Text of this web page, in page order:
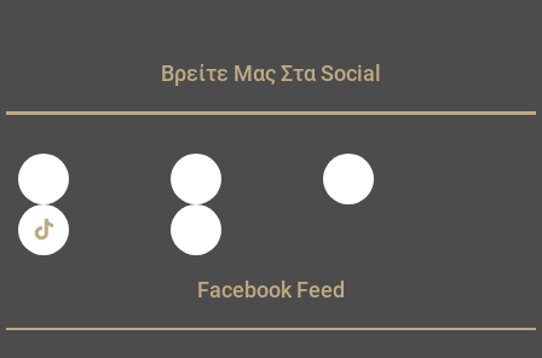
Βρείτε Μας Στα Social
Facebook Feed